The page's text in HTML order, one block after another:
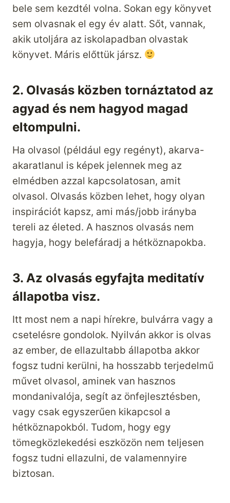
bele sem kezdtél volna. Sokan egy könyvet
sem olvasnak el egy év alatt. Sőt, vannak,
akik utoljára az iskolapadban olvastak
könyvet. Máris előttük jársz.
2. Olvasás közben tornáztatod az
agyad és nem hagyod magad
eltompulni.
Ha olvasol (például egy regényt), akarva-
akaratlanul is képek jelennek meg az
elmédben azzal kapcsolatosan, amit
olvasol. Olvasás közben lehet, hogy olyan
inspirációt kapsz, ami más/jobb irányba
tereli az életed. A hasznos olvasás nem
hagyja, hogy belefáradj a hétköznapokba.
3. Az olvasás egyfajta meditatív
állapotba visz.
Itt most nem a napi hírekre, bulvárra vagy a
csetelésre gondolok. Nyilván akkor is olvas
az ember, de ellazultabb állapotba akkor
fogsz tudni kerülni, ha hosszabb terjedelmű
művet olvasol, aminek van hasznos
mondanivalója, segít az önfejlesztésben,
vagy csak egyszerűen kikapcsol a
hétköznapokból. Tudom, hogy egy
tömegközlekedési eszközön nem teljesen
fogsz tudni ellazulni, de valamennyire
biztosan.